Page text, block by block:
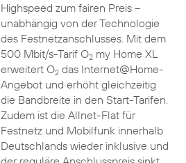
Highspeed zum fairen Preis –
unabhängig von der Technologie
des Festnetzanschlusses. Mit dem
500 Mbit/s-Tarif O2my Home XL
erweitert O2das Internet@Home-
Angebot und erhöht gleichzeitig
die Bandbreite in den Start-Tarifen.
Zudem ist die Allnet-Flat für
Festnetz und Mobilfunk innerhalb
Deutschlands wieder inklusive und